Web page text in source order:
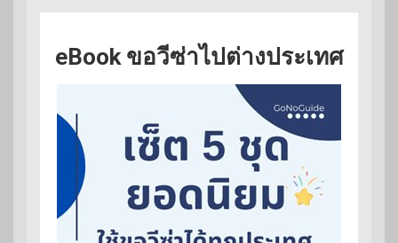
eBook ขอวีซ่าไปต่างประเทศ